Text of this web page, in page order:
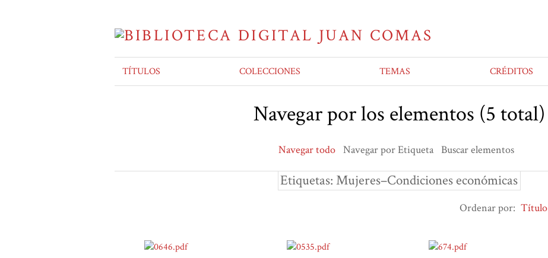
TÍTULOS COLECCIONES TEMAS CRÉDITOS
Navegar por los elementos (5 total)
Navegar todo Navegar por Etiqueta Buscar elementos
Etiquetas: Mujeres–Condiciones económicas
Ordenar por: Título